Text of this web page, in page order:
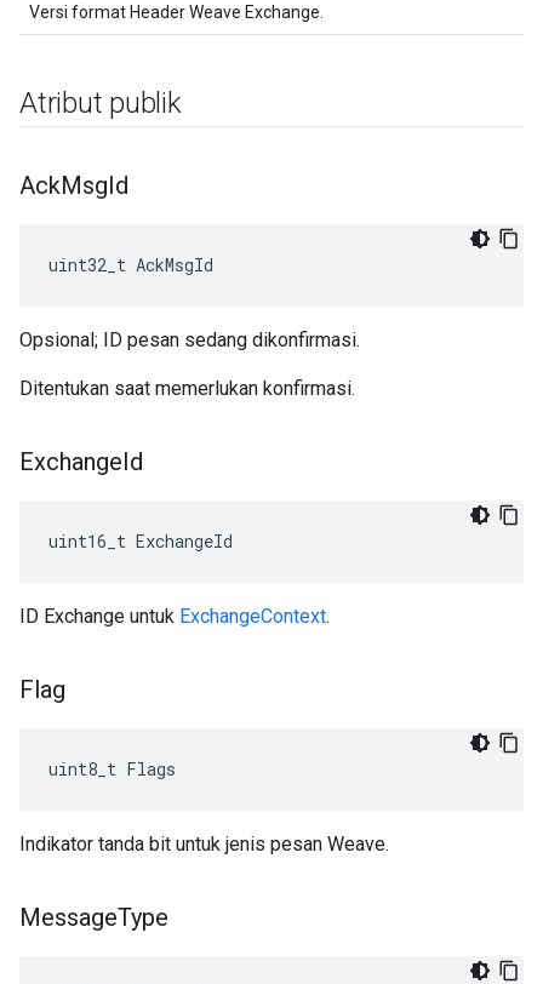
Versi format Header Weave Exchange.
Atribut publik
AckMsgId
uint32_t AckMsgId
Opsional; ID pesan sedang dikonfirmasi.
Ditentukan saat memerlukan konfirmasi.
ExchangeId
uint16_t ExchangeId
ID Exchange untuk ExchangeContext.
Flag
uint8_t Flags
Indikator tanda bit untuk jenis pesan Weave.
MessageType